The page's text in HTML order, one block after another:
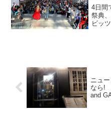
4日間
祭典
ビッ
ニュ
なら!
and